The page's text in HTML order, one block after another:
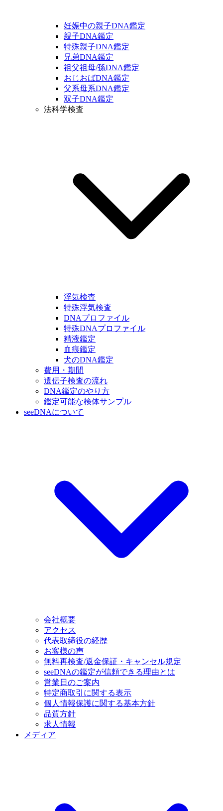
妊娠中の親子DNA鑑定
親子DNA鑑定
特殊親子DNA鑑定
兄弟DNA鑑定
祖父祖母/孫DNA鑑定
おじおばDNA鑑定
父系母系DNA鑑定
双子DNA鑑定
法科学検査
浮気検査
特殊浮気検査
DNAプロファイル
特殊DNAプロファイル
精液鑑定
血痕鑑定
犬のDNA鑑定
費用・期間
遺伝子検査の流れ
DNA鑑定のやり方
鑑定可能な検体サンプル
seeDNAについて
会社概要
アクセス
代表取締役の経歴
お客様の声
無料再検査/返金保証・キャンセル規定
seeDNAの鑑定が信頼できる理由とは
営業日のご案内
特定商取引に関する表示
個人情報保護に関する基本方針
品質方針
求人情報
メディア